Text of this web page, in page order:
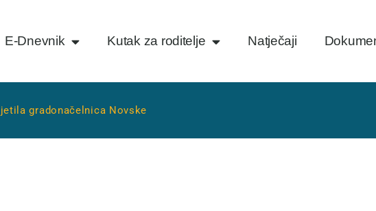
E-Dnevnik Kutak za roditelje Natječaji
gradonačelnica Novske